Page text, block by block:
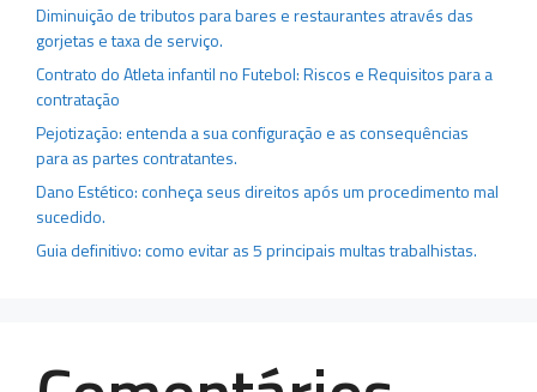
Diminuição de tributos para bares e restaurantes através das
gorjetas e taxa de serviço.
Contrato do Atleta infantil no Futebol: Riscos e Requisitos para a
contratação
Pejotização: entenda a sua configuração e as consequências
para as partes contratantes.
Dano Estético: conheça seus direitos após um procedimento mal
sucedido.
Guia definitivo: como evitar as 5 principais multas trabalhistas.